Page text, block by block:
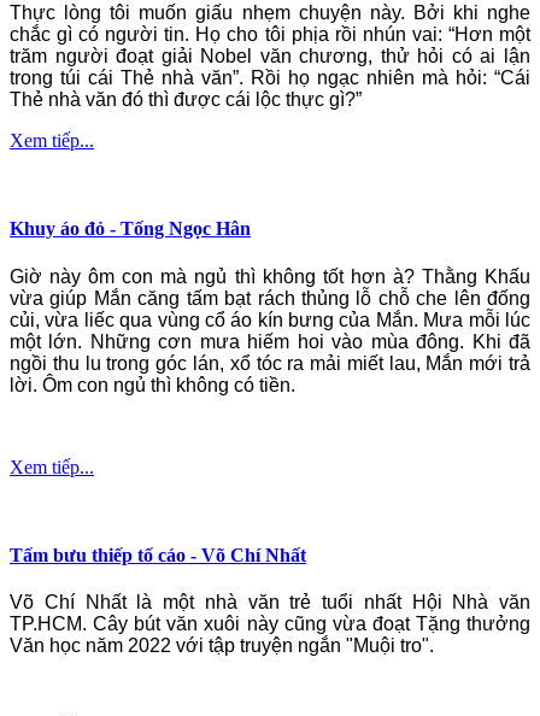
Thực lòng tôi muốn giấu nhẹm chuyện này. Bởi khi nghe
chắc gì có người tin. Họ cho tôi phịa rồi nhún vai: “Hơn một
trăm người đoạt giải Nobel văn chương, thử hỏi có ai lận
trong túi cái Thẻ nhà văn”. Rồi họ ngạc nhiên mà hỏi: “Cái
Thẻ nhà văn đó thì được cái lộc thực gì?”
Xem tiếp...
Khuy áo đỏ - Tống Ngọc Hân
Giờ này ôm con mà ngủ thì không tốt hơn à? Thằng Khấu
vừa giúp Mắn căng tấm bạt rách thủng lỗ chỗ che lên đống
củi, vừa liếc qua vùng cổ áo kín bưng của Mắn. Mưa mỗi lúc
một lớn. Những cơn mưa hiếm hoi vào mùa đông. Khi đã
ngồi thu lu trong góc lán, xổ tóc ra mải miết lau, Mắn mới trả
lời. Ôm con ngủ thì không có tiền.
Xem tiếp...
Tấm bưu thiếp tố cáo - Võ Chí Nhất
Võ Chí Nhất là một nhà văn trẻ tuổi nhất Hội Nhà văn
TP.HCM. Cây bút văn xuôi này cũng vừa đoạt Tặng thưởng
Văn học năm 2022 với tập truyện ngắn "Muội tro".